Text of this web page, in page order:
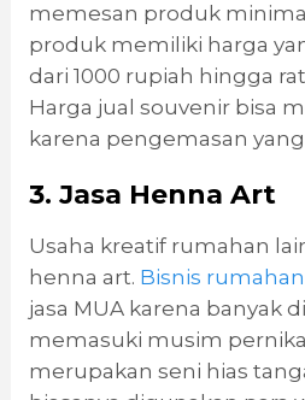
memesan produk
produk memiliki harga
dari 1000 rupiah hingga
Harga jual souvenir bisa
karena pengemasan
3. Jasa Henna Art
Usaha kreatif rumahan
henna art. Bisnis rumahan
jasa MUA karena banyak
memasuki musim
merupakan seni hias